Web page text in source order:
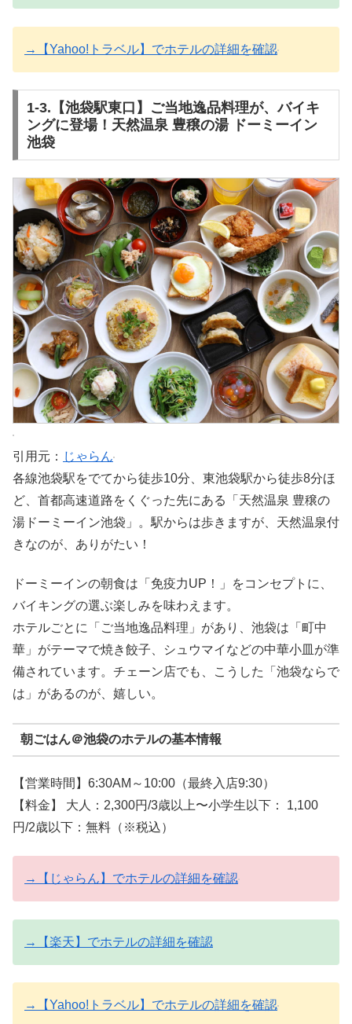
→【Yahoo!トラベル】でホテルの詳細を確認
1-3.【池袋駅東口】ご当地逸品料理が、バイキ
ングに登場！天然温泉 豊穣の湯 ドーミーイン
池袋
引用元： じゃらん
各線池袋駅をでてから徒歩10分、東池袋駅から徒歩8分ほ
ど、首都高速道路をくぐった先にある「天然温泉 豊穣の
湯ドーミーイン池袋」。駅からは歩きますが、天然温泉付
きなのが、ありがたい！
ドーミーインの朝食は「免疫力UP！」をコンセプトに、
バイキングの選ぶ楽しみを味わえます。
ホテルごとに「ご当地逸品料理」があり、池袋は「町中
華」がテーマで焼き餃子、シュウマイなどの中華小皿が準
備されています。チェーン店でも、こうした「池袋ならで
は」があるのが、嬉しい。
朝ごはん＠池袋のホテルの基本情報
【営業時間】6:30AM～10:00（最終入店9:30）
【料金】 大人：2,300円/3歳以上〜小学生以下： 1,100
円/2歳以下：無料（※税込）
→【じゃらん】でホテルの詳細を確認
→【楽天】でホテルの詳細を確認
→【Yahoo!トラベル】でホテルの詳細を確認